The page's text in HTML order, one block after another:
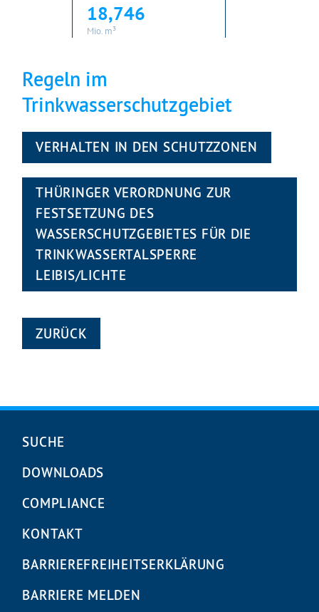
18,746
Mio. m³
Regeln im
Trinkwasserschutzgebiet
VERHALTEN IN DEN SCHUTZZONEN
THÜRINGER VERORDNUNG ZUR
FESTSETZUNG DES
WASSERSCHUTZGEBIETES FÜR DIE
TRINKWASSERTALSPERRE
LEIBIS/LICHTE
ZURÜCK
Navigation
SUCHE
DOWNLOADS
COMPLIANCE
KONTAKT
BARRIEREFREIHEITS­ERKLÄRUNG
BARRIERE MELDEN